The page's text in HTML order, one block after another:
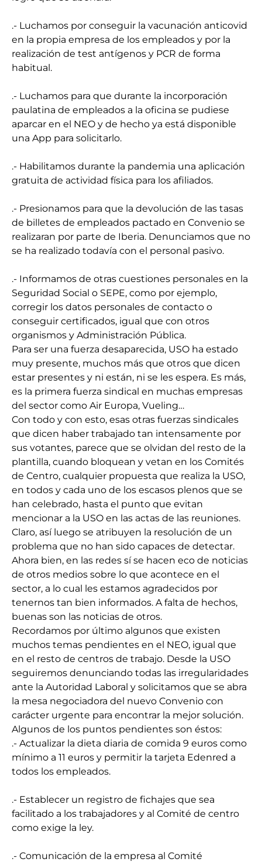
.- Luchamos por conseguir la vacunación anticovid
en la propia empresa de los empleados y por la
realización de test antígenos y PCR de forma
habitual.
.- Luchamos para que durante la incorporación
paulatina de empleados a la oficina se pudiese
aparcar en el NEO y de hecho ya está disponible
una App para solicitarlo.
.- Habilitamos durante la pandemia una aplicación
gratuita de actividad física para los afiliados.
.- Presionamos para que la devolución de las tasas
de billetes de empleados pactado en Convenio se
realizaran por parte de Iberia. Denunciamos que no
se ha realizado todavía con el personal pasivo.
.- Informamos de otras cuestiones personales en la
Seguridad Social o SEPE, como por ejemplo,
corregir los datos personales de contacto o
conseguir certificados, igual que con otros
organismos y Administración Pública.
Para ser una fuerza desaparecida, USO ha estado
muy presente, muchos más que otros que dicen
estar presentes y ni están, ni se les espera. Es más,
es la primera fuerza sindical en muchas empresas
del sector como Air Europa, Vueling…
Con todo y con esto, esas otras fuerzas sindicales
que dicen haber trabajado tan intensamente por
sus votantes, parece que se olvidan del resto de la
plantilla, cuando bloquean y vetan en los Comités
de Centro, cualquier propuesta que realiza la USO,
en todos y cada uno de los escasos plenos que se
han celebrado, hasta el punto que evitan
mencionar a la USO en las actas de las reuniones.
Claro, así luego se atribuyen la resolución de un
problema que no han sido capaces de detectar.
Ahora bien, en las redes sí se hacen eco de noticias
de otros medios sobre lo que acontece en el
sector, a lo cual les estamos agradecidos por
tenernos tan bien informados. A falta de hechos,
buenas son las noticias de otros.
Recordamos por último algunos que existen
muchos temas pendientes en el NEO, igual que
en el resto de centros de trabajo. Desde la USO
seguiremos denunciando todas las irregularidades
ante la Autoridad Laboral y solicitamos que se abra
la mesa negociadora del nuevo Convenio con
carácter urgente para encontrar la mejor solución.
Algunos de los puntos pendientes son éstos:
.- Actualizar la dieta diaria de comida 9 euros como
mínimo a 11 euros y permitir la tarjeta Edenred a
todos los empleados.
.- Establecer un registro de fichajes que sea
facilitado a los trabajadores y al Comité de centro
como exige la ley.
.- Comunicación de la empresa al Comité